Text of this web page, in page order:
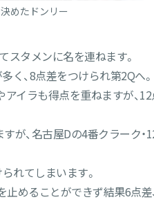
めたドンリー
スタメンに名を連ねます。
く、8点差をつけられ第2Qへ。
イラも得点を重ねますが、
が、名古屋Dの4番クラーク・
れてしまいます。
止めることができず結果6点